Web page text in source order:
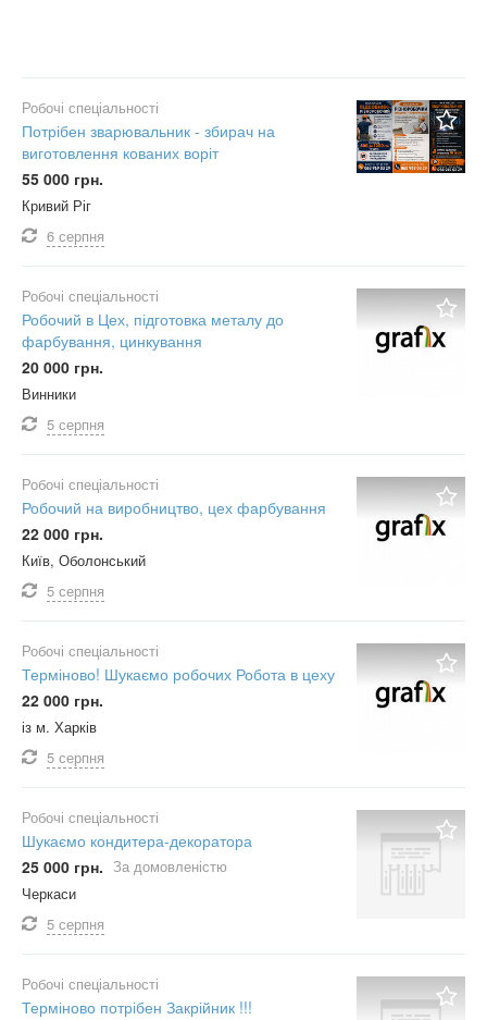
Робочі спеціальності
Потрібен зварювальник - збирач на
виготовлення кованих воріт
55 000 грн.
Кривий Ріг
6 серпня
Робочі спеціальності
Робочий в Цех, підготовка металу до
фарбування, цинкування
20 000 грн.
Винники
5 серпня
Робочі спеціальності
Робочий на виробництво, цех фарбування
22 000 грн.
Київ, Оболонський
5 серпня
Робочі спеціальності
Терміново! Шукаємо робочих Робота в цеху
22 000 грн.
із м. Харків
5 серпня
Робочі спеціальності
Шукаємо кондитера-декоратора
25 000 грн. За домовленістю
Черкаси
5 серпня
Робочі спеціальності
Терміново потрібен Закрійник !!!